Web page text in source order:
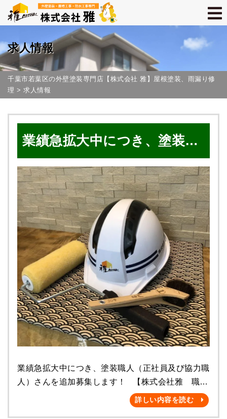
求人情報
千葉市若葉区の外壁塗装専門店【株式会社 雅】屋根塗装、雨漏り修
理 > 求人情報
業績急拡大中につき、塗装職
人（正社員・協力職人）さん
を追加募集します！【千葉市
若葉区の屋根・外壁塗装専門
店 株式会社雅】
業績急拡大中につき、塗装職人（正社員及び協力職
人）さんを追加募集します！ 【株式会社雅 職人
（正社員及び協力職人）募集】 千葉市若葉区の屋
根・外壁塗装専門店【株式会社雅】は、 業績急拡
詳しい内容を読む